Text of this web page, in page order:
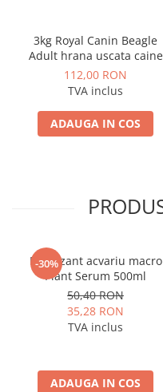
3kg Royal Canin Beagle
Adult hrana uscata caine
112,00 RON
TVA inclus
ADAUGA IN COS
-30%
Fertilizant acvariu macro
Plant Serum 500ml
50,40 RON
35,28 RON
TVA inclus
ADAUGA IN COS